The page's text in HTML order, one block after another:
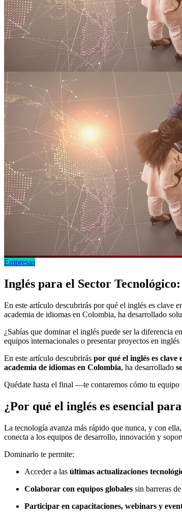
Empresas
Inglés para el Sector
En este artículo descubrirás por qué el inglés es clave
academia de idiomas en Colombia, ha desarrollado
¿Sabías que dominar el inglés puede ser la diferencia
equipos internacionales o presentar proyectos en
En este artículo descubrirás por qué el inglés es clave
academia de idiomas en Colombia, ha desarrollado
Quédate hasta el final —te contaremos cómo tu
¿Por qué el inglés es esencial
La tecnología avanza más rápido que nunca, y con
conecta a los equipos de desarrollo, innovación y
Dominarlo te permite:
Acceder a las últimas actualizaciones
Colaborar con equipos globales sin barreras
Participar en capacitaciones, webinars y